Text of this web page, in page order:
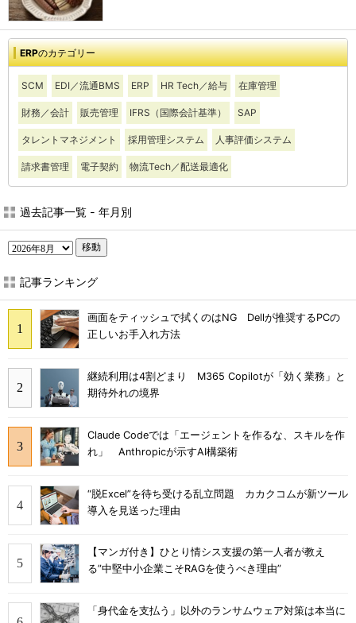
ERPのカテゴリー
SCM EDI／流通BMS ERP HR Tech／給与 在庫管理
財務／会計 販売管理 IFRS（国際会計基準） SAP
タレントマネジメント 採用管理システム 人事評価システム
請求書管理 電子契約 物流Tech／配送最適化
過去記事一覧 - 年月別
移動
記事ランキング
画面をティッシュで拭くのはNG Dellが推奨するPCの
正しいお手入れ方法
継続利用は4割どまり M365 Copilotが「効く業務」と
期待外れの境界
Claude Codeでは「エージェントを作るな、スキルを作
れ」 Anthropicが示すAI構築術
“脱Excel”を待ち受ける乱立問題 カカクコムが新ツール
導入を見送った理由
【マンガ付き】ひとり情シス支援の第一人者が教え
る”中堅中小企業こそRAGを使うべき理由”
「身代金を支払う」以外のランサムウェア対策は本当に